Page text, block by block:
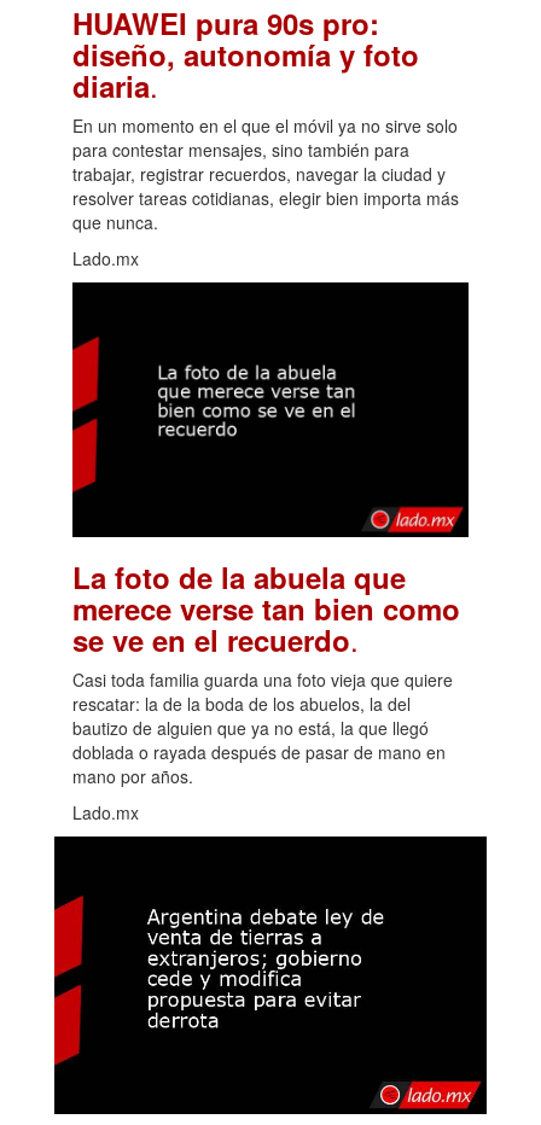
HUAWEI pura 90s pro:
diseño, autonomía y foto
diaria.
En un momento en el que el móvil ya no sirve solo
para contestar mensajes, sino también para
trabajar, registrar recuerdos, navegar la ciudad y
resolver tareas cotidianas, elegir bien importa más
que nunca.
Lado.mx
La foto de la abuela que
merece verse tan bien como
se ve en el recuerdo.
Casi toda familia guarda una foto vieja que quiere
rescatar: la de la boda de los abuelos, la del
bautizo de alguien que ya no está, la que llegó
doblada o rayada después de pasar de mano en
mano por años.
Lado.mx